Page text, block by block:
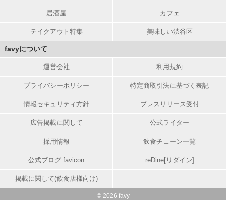
居酒屋 カフェ
テイクアウト特集 美味しい渋谷区
favyについて
運営会社 利用規約
プライバシーポリシー 特定商取引法に基づく表記
情報セキュリティ方針 プレスリリース受付
広告掲載に関して 公式ライター
採用情報 飲食チェーン一覧
公式ブログ favicon reDine[リダイン]
掲載に関して(飲食店様向け)
© 2026 favy